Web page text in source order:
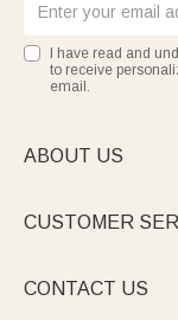
I have read and
to receive
email.
ABOUT US
CUSTOMER
CONTACT US